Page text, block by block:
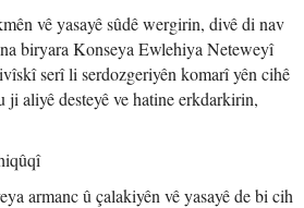
vê yasayê sûdê wergirin, divê di nav
biryara Konseya Ewlehiya Neteweyî
serî li serdozgeriyên komarî yên cihê
aliyê desteyê ve hatine erkdarkirin,
armanc û çalakiyên vê yasayê de bi cih